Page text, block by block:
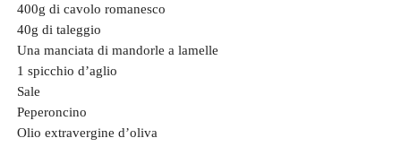
400g di cavolo romanesco
40g di taleggio
Una manciata di mandorle a lamelle
1 spicchio d’aglio
Sale
Peperoncino
Olio extravergine d’oliva